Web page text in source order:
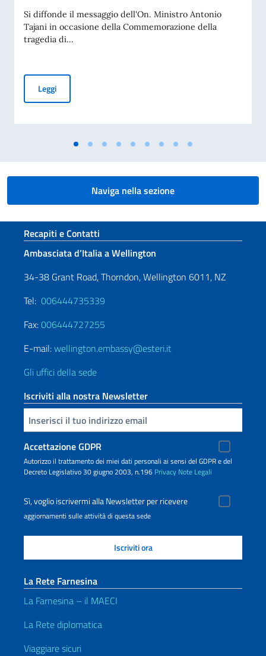
Si diffonde il messaggio dell'On. Ministro Antonio
Tajani in occasione della Commemorazione della
tragedia di...
Leggi25ª Giornata Nazionale del Sacrificio del Lavoro Italiano
Naviga nella sezione
Sezione footer
Recapiti e Contatti
Ambasciata d’Italia a Wellington
34-38 Grant Road, Thorndon, Wellington 6011, NZ
Tel: 006444735339
Fax:006444727255
E-mail:wellington.embassy@esteri.it
Gli uffici della sede
Iscriviti alla nostra Newsletter
Inserisci la tua email
Accettazione GDPR
Autorizzo il trattamento dei miei dati personali ai sensi del GDPR e del
Decreto Legislativo 30 giugno 2003, n.196 Privacy Note Legali
Sì, voglio iscrivermi alla Newsletter per ricevere
aggiornamenti sulle attività di questa sede
La Rete Farnesina
La Farnesina – il MAECI
La Rete diplomatica
Viaggiare sicuri